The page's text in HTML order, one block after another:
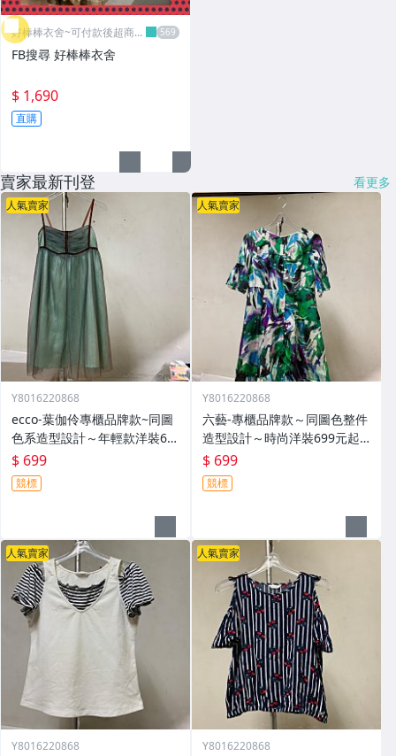
好棒棒衣舍~可付款後超商取
貨
FB搜尋 好棒棒衣舍
$ 1,690
直購
賣家最新刊登 看更多
人氣賣家
Y8016220868
ecco-葉伽伶專櫃品牌款~同圖
色系造型設計～年輕款洋裝69
9元起標
$ 699
競標
人氣賣家
Y8016220868
六藝-專櫃品牌款～同圖色整件
造型設計～時尚洋裝699元起
標
$ 699
競標
人氣賣家
Y8016220868
人氣賣家
Y8016220868